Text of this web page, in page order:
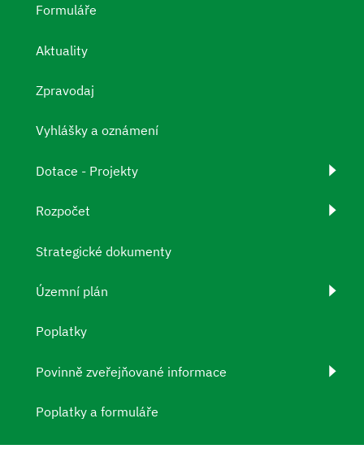
Formuláře
Aktuality
Zpravodaj
Vyhlášky a oznámení
Dotace - Projekty
Rozpočet
Strategické dokumenty
Územní plán
Poplatky
Povinně zveřejňované informace
Poplatky a formuláře